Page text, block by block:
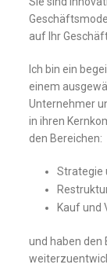
auf Ihr
Ich bin ein
einem
Unternehmer
in ihren
den Bereichen:
Strategie
Kauf und
und haben den